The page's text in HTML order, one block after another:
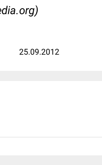
25.09.2012